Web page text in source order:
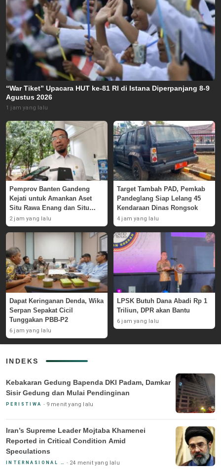
“War Tiket” Upacara HUT ke-81 RI di Istana Diperpanjang 8-9
Agustus 2026
1 jam yang lalu
Pemprov Banten Gandeng
Kejati untuk Amankan Aset
Situ Rawa Enang dan Situ
Rawa Pasaraut
2 jam yang lalu
Target Tambah PAD, Pemkab
Pandeglang Siap Lelang 45
Kendaraan Dinas Rongsok
4 jam yang lalu
Dapat Keringanan Denda, Wika
Serpan Sepakat Cicil
Tunggakan PBB-P2
6 jam yang lalu
LPSK Butuh Dana Abadi Rp 1
Triliun, DPR akan Bantu
6 jam yang lalu
INDEKS
Kebakaran Gedung Bapenda DKI Padam, Damkar
Sisir Gedung dan Mulai Pendinginan
PERISTIWA 9 menit yang lalu
Iran’s Supreme Leader Mojtaba Khamenei
Reported in Critical Condition Amid
Speculations
24 menit yang lalu